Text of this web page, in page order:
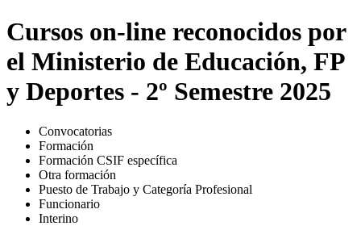
Cursos on-line reconocidos por
el Ministerio de Educación, FP
y Deportes - 2º Semestre 2025
Convocatorias
Formación
Formación CSIF específica
Otra formación
Puesto de Trabajo y Categoría Profesional
Funcionario
Interino